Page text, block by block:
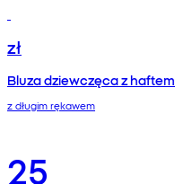
zł
Bluza dziewczęca z haftem
z długim rękawem
25